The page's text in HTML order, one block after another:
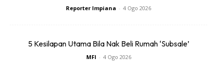
Reporter Impiana - 4 Ogo 2026
5 Kesilapan Utama Bila Nak Beli Rumah ‘Subsale’
MFI - 4 Ogo 2026